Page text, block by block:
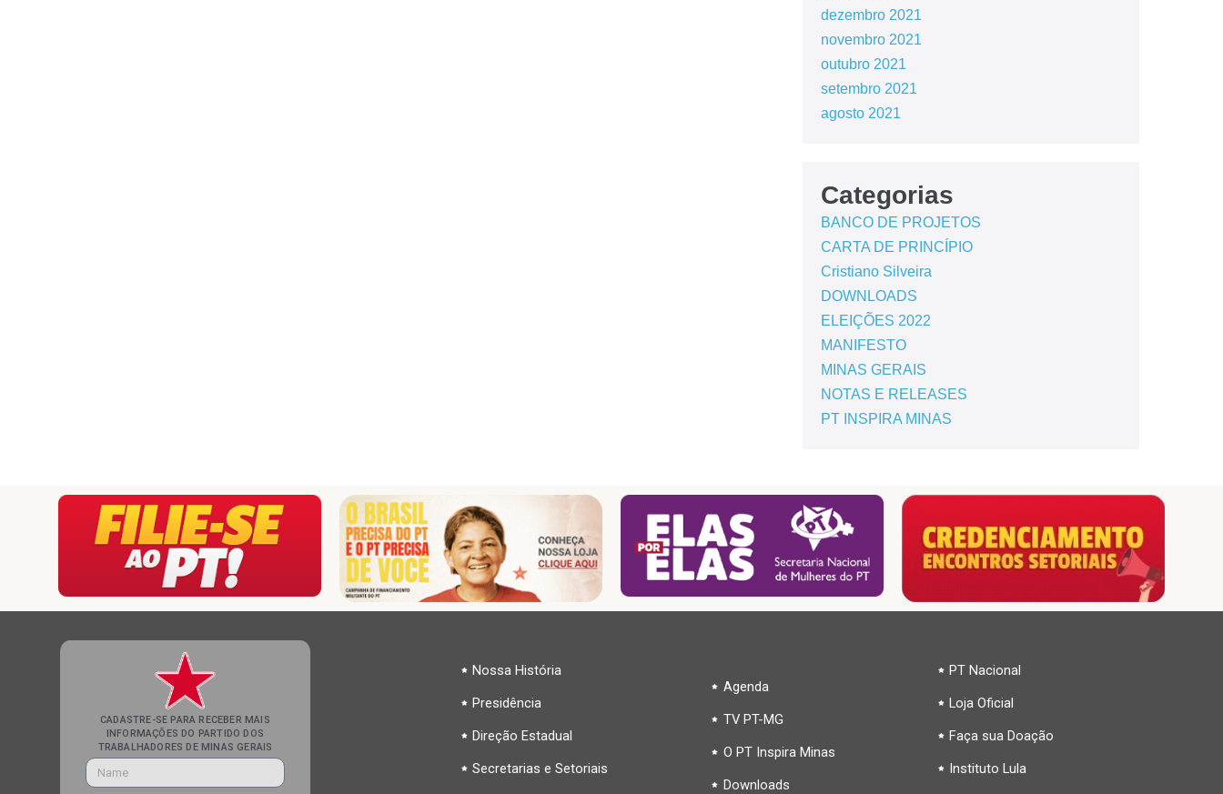
dezembro 2021
novembro 2021
outubro 2021
setembro 2021
agosto 2021
Categorias
BANCO DE PROJETOS
CARTA DE PRINCÍPIO
Cristiano Silveira
DOWNLOADS
ELEIÇÕES 2022
MANIFESTO
MINAS GERAIS
NOTAS E RELEASES
PT INSPIRA MINAS
CADASTRE-SE PARA RECEBER MAIS
INFORMAÇÕES DO PARTIDO DOS
TRABALHADORES DE MINAS GERAIS
Nossa História
Presidência
Direção Estadual
Secretarias e Setoriais
Agenda
TV PT-MG
O PT Inspira Minas
Downloads
PT Nacional
Loja Oficial
Faça sua Doação
Instituto Lula